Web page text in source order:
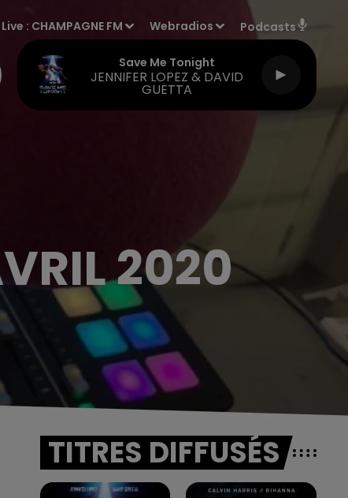
Live : CHAMPAGNE FM Webradios Podcasts
Save Me Tonight
JENNIFER LOPEZ & DAVID
GUETTA
2020
TITRES DIFFUSÉS